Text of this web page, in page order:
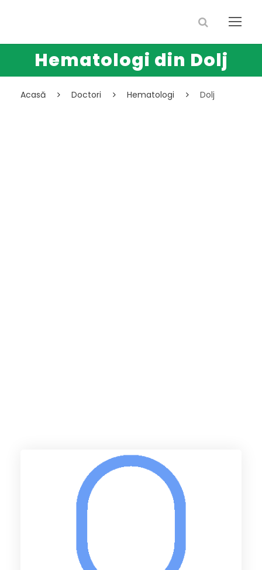
Hematologi din Dolj
Acasă Doctori Hematologi Dolj